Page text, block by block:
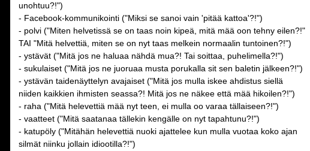
unohtuu?!")
- Facebook-kommunikointi ("Miksi se sanoi vain 'pitää kattoa'?!")
- polvi ("Miten helvetissä se on taas noin kipeä, mitä mää oon tehny eilen?!"
TAI "Mitä helvettiä, miten se on nyt taas melkein normaalin tuntoinen?!")
- ystävät ("Mitä jos ne haluaa nähdä mua?! Tai soittaa, puhelimella?!")
- sukulaiset ("Mitä jos ne juoruaa musta porukalla sit sen baletin jälkeen?!")
- ystävän taidenäyttelyn avajaiset ("Mitä jos mulla iskee ahdistus siellä
niiden kaikkien ihmisten seassa?! Mitä jos ne näkee että mää hikoilen?!")
- raha ("Mitä helevettiä mää nyt teen, ei mulla oo varaa tällaiseen?!")
- vaatteet ("Mitä saatanaa tällekin kengälle on nyt tapahtunu?!")
- katupöly ("Mitähän helevettiä nuoki ajattelee kun mulla vuotaa koko ajan
silmät niinku jollain idiootilla?!")